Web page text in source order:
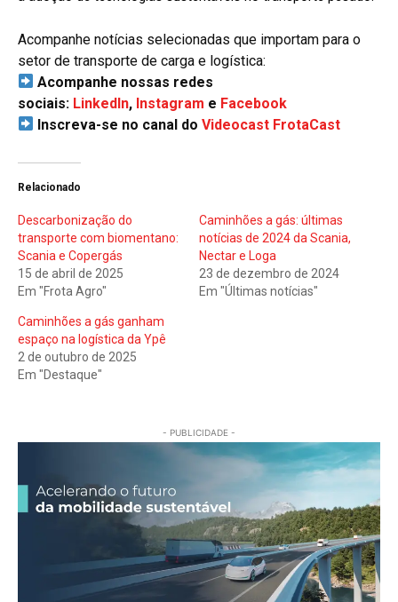
Acompanhe notícias selecionadas que importam para o
setor de transporte de carga e logística:
Acompanhe nossas redes
sociais: LinkedIn, Instagram e Facebook
Inscreva-se no canal doVideocast FrotaCast
Relacionado
Descarbonização do
transporte com biomentano:
Scania e Copergás
15 de abril de 2025
Em "Frota Agro"
Caminhões a gás: últimas
notícias de 2024 da Scania,
Nectar e Loga
23 de dezembro de 2024
Em "Últimas notícias"
Caminhões a gás ganham
espaço na logística da Ypê
2 de outubro de 2025
Em "Destaque"
- PUBLICIDADE -